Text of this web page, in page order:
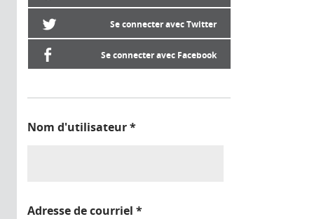
Se connecter avec Twitter
Se connecter avec Facebook
Nom d'utilisateur*
Adresse de courriel *